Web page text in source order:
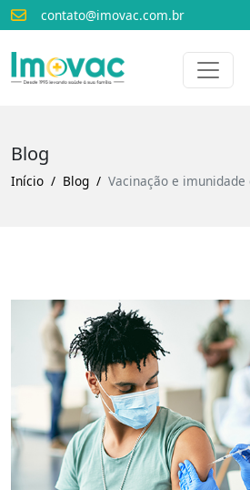
contato@imovac.com.br
Voltar para o
Blog
Início Blog Vacinação e